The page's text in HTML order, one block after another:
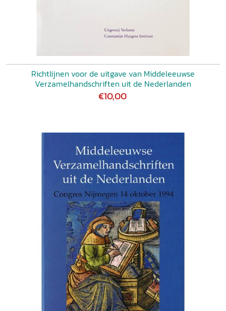
Richtlijnen voor de uitgave van Middeleeuwse
Verzamelhandschriften uit de Nederlanden
€10,00